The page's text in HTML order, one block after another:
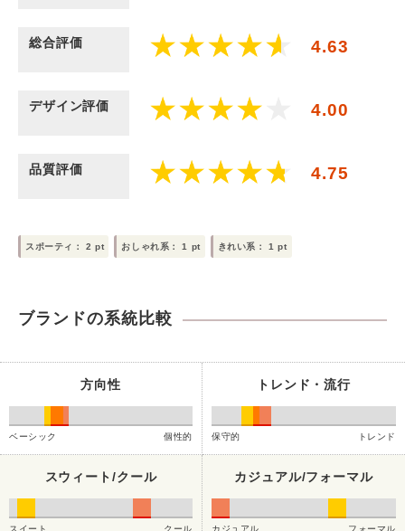
総合評価 4.63
デザイン評価 4.00
品質評価 4.75
スポーティ：2pt おしゃれ系：1 pt きれい系：1pt
ブランドの系統比較
方向性
ベーシック 個性的
トレンド・流行
保守的 トレンド
スウィート/クール
スイート クール
カジュアル/フォーマル
カジュアル フォーマル